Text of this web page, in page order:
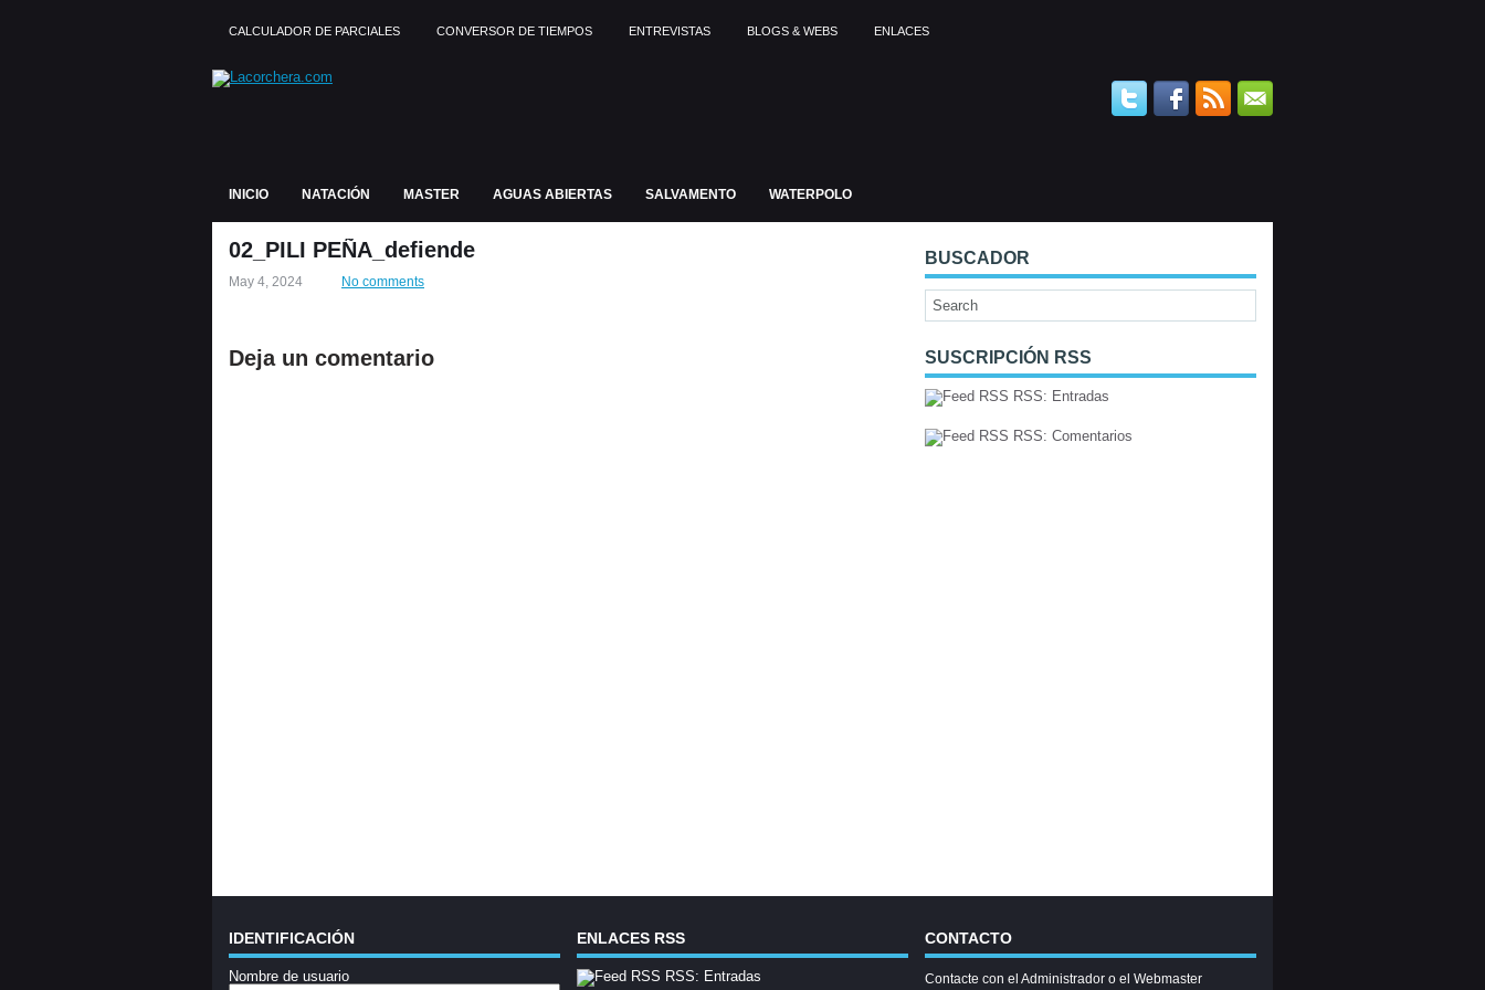
CALCULADOR DE PARCIALES CONVERSOR DE TIEMPOS ENTREVISTAS BLOGS & WEBS ENLACES
INICIO NATACIÓN MASTER AGUAS ABIERTAS SALVAMENTO WATERPOLO
02_PILI PEÑA_defiende
May 4, 2024 No comments
Deja un comentario
BUSCADOR
SUSCRIPCIÓN RSS
RSS: Entradas
RSS: Comentarios
IDENTIFICACIÓN
Nombre de usuario
ENLACES RSS
RSS: Entradas
CONTACTO
Contacte con el Administrador o el Webmaster